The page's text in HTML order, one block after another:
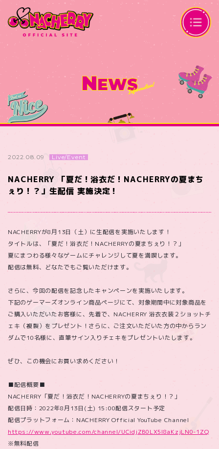
NEWS
2022.08.09 Live/Event
NACHERRY 「夏だ！浴衣だ！NACHERRYの夏まち
ぇり！？」生配信 実施決定！
NACHERRYが8月13日（土）に生配信を実施いたします！
タイトルは、「夏だ！浴衣だ！NACHERRYの夏まちぇり！？」
夏にまつわる様々なゲームにチャレンジして夏を満喫します。
配信は無料、どなたでもご覧いただけます。
さらに、今回の配信を記念したキャンペーンを実施いたします。
下記のゲーマーズオンライン商品ページにて、対象期間中に対象商品を
ご購入いただいたお客様に、先着で、NACHERRY 浴衣衣装２ショットチ
ェキ（複製）をプレゼント！さらに、ご注文いただいた方の中からラン
ダムで10名様に、直筆サイン入りチェキをプレゼントいたします。
ぜひ、この機会にお買い求めください！
■配信概要■
NACHERRY「夏だ！浴衣だ！NACHERRYの夏まちぇり！？」
配信日時：2022年8月13日(土) 15:00配信スタート予定
配信プラットフォーム：NACHERRY Official YouTube Channel
https://www.youtube.com/channel/UCidjZB0LX5l8aKzjLN0-1ZQ
※無料配信